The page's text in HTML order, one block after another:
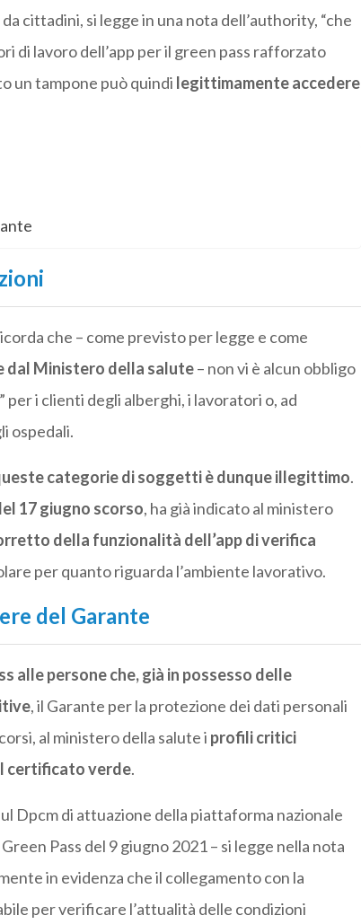
cittadini, si legge in una nota dell’authority, “che
di lavoro dell’app per il green pass rafforzato
un tampone può quindi legittimamente accedere
che – come previsto per legge e come
dal Ministero della salute– non vi è alcun obbligo
per i clienti degli alberghi, i lavoratori o, ad
ospedali.
categorie di soggetti è dunque illegittimo.
17 giugno scorso, ha già indicato al ministero
della funzionalità dell’app di verifica
per quanto riguarda l’ambiente lavorativo.
del Garante
alle persone che, già in possesso delle
, il Garante per la protezione dei dati personali
al ministero della salute i profili critici
certificato verde.
Dpcm di attuazione della piattaforma nazionale
Pass del 9 giugno 2021 – si legge nella nota
in evidenza che il collegamento con la
per verificare l’attualità delle condizioni